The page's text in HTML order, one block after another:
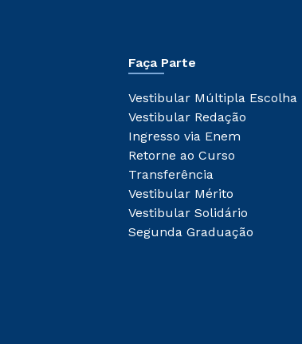
Faça Parte
Vestibular Múltipla Escolha
Vestibular Redação
Ingresso via Enem
Retorne ao Curso
Transferência
Vestibular Mérito
Vestibular Solidário
Segunda Graduação